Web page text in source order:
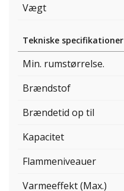
Vægt
Tekniske specifikationer
Min. rumstørrelse.
Brændstof
Brændetid op til
Kapacitet
Flammeniveauer
Varmeeffekt (Max.)